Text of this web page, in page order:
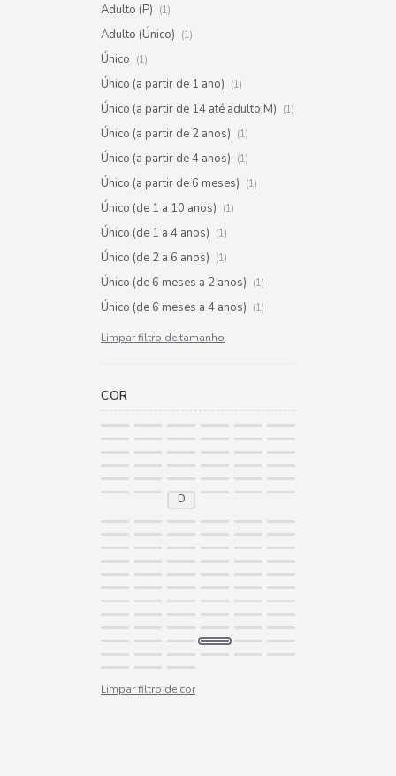
Adulto (P) (1)
Adulto (Único) (1)
Único (1)
Único (a partir de 1 ano) (1)
Único (a partir de 14 até adulto M) (1)
Único (a partir de 2 anos) (1)
Único (a partir de 4 anos) (1)
Único (a partir de 6 meses) (1)
Único (de 1 a 10 anos) (1)
Único (de 1 a 4 anos) (1)
Único (de 2 a 6 anos) (1)
Único (de 6 meses a 2 anos) (1)
Único (de 6 meses a 4 anos) (1)
Limpar filtro de tamanho
COR
D
Limpar filtro de cor